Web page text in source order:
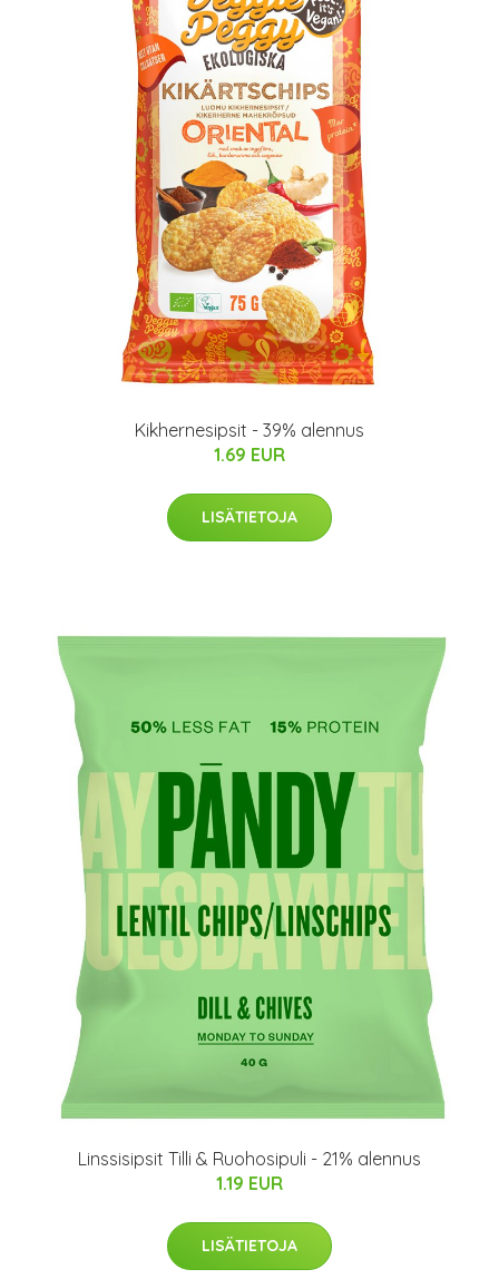
Kikhernesipsit - 39% alennus
1.69 EUR
LISÄTIETOJA
Linssisipsit Tilli & Ruohosipuli - 21% alennus
1.19 EUR
LISÄTIETOJA